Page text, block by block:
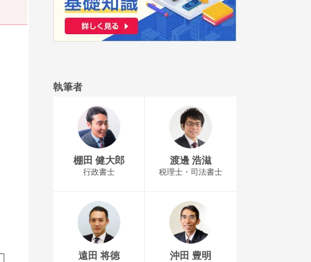
執筆者
棚田 健大郎
行政書士
渡邊 浩滋
税理士・司法書士
遠田 将徳 沖田 豊明